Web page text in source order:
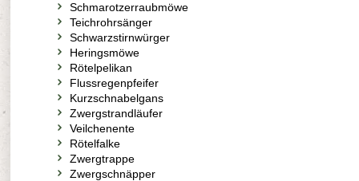
Schmarotzerraubmöwe
Teichrohrsänger
Schwarzstirnwürger
Heringsmöwe
Rötelpelikan
Flussregenpfeifer
Kurzschnabelgans
Zwergstrandläufer
Veilchenente
Rötelfalke
Zwergtrappe
Zwergschnäpper